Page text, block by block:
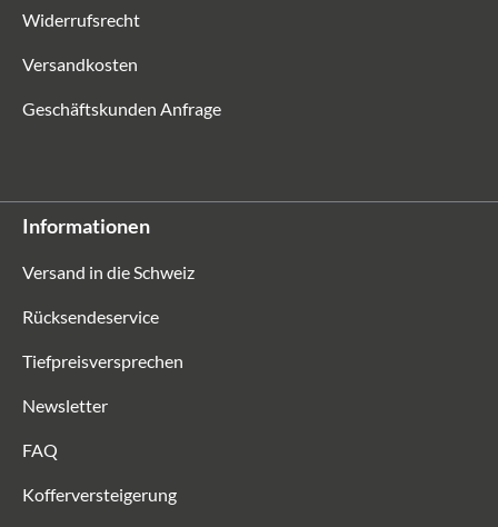
Widerrufsrecht
Versandkosten
Geschäftskunden Anfrage
Informationen
Versand in die Schweiz
Rücksendeservice
Tiefpreisversprechen
Newsletter
FAQ
Kofferversteigerung